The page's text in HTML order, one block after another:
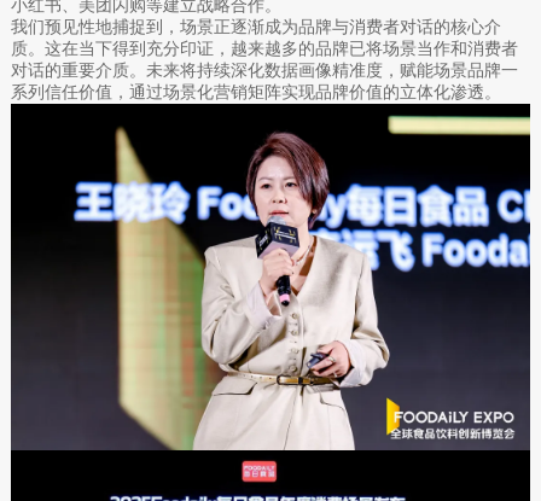
小红书、美团闪购等建立战略合作。
我们预见性地捕捉到，场景正逐渐成为品牌与消费者对话的核心介
质。这在当下得到充分印证，越来越多的品牌已将场景当作和消费者
对话的重要介质。未来将持续深化数据画像精准度，赋能场景品牌一
系列信任价值，通过场景化营销矩阵实现品牌价值的立体化渗透。